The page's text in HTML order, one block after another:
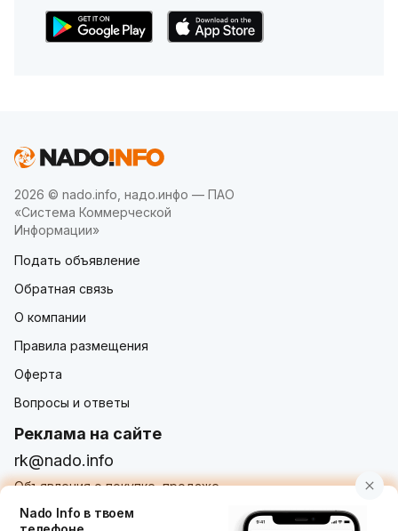
2026 © nado.info, надо.инфо — ПАО
«Система Коммерческой
Информации»
Подать объявление
Обратная связь
О компании
Правила размещения
Оферта
Вопросы и ответы
Реклама на сайте
rk@nado.info
Объявления о покупке, продаже,
услугах от частных лиц и организаций
Nado Info в твоем